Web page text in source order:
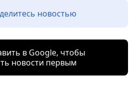
новостью
в Google, чтобы
новости первым